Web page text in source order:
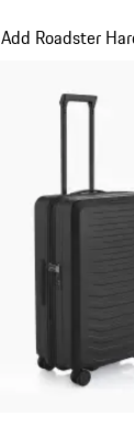
Add Roadster